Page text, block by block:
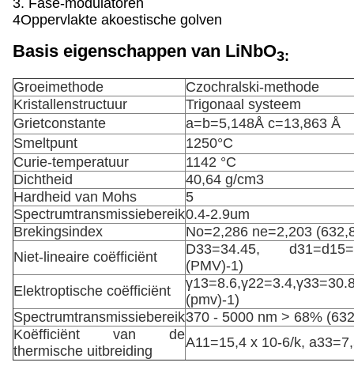
3. Fase-modulatoren
4Oppervlakte akoestische golven
Basis eigenschappen van LiNbO3:
Groeimethode
Czochralski-methode
Kristallenstructuur
Trigonaal systeem
Grietconstante
a=b=5,148Å c=13,863 Å
Smeltpunt
1250°C
Curie-temperatuur
1142 °C
Dichtheid
40,64 g/cm3
Hardheid van Mohs
5
Spectrumtransmissiebereik0.4-2.9um
Brekingsindex
No=2,286 ne=2,203
Niet-lineaire coëfficiënt
D33=34.45,
(PMV)-1)
Elektroptische coëfficiënt
(pmv)-1)
Spectrumtransmissiebereik370 - 5000 nm > 68%
Koëfficiënt van de
thermische uitbreiding
A11=15,4 x 10-6/k,